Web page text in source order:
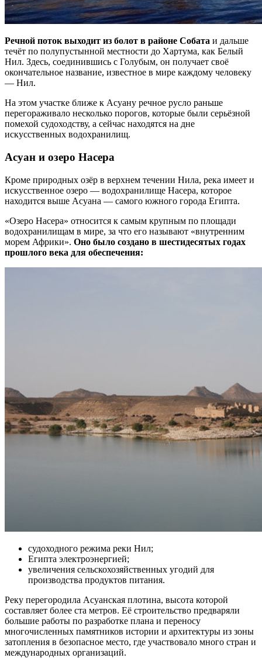
Речной поток выходит из болот в районе Собата и дальше
течёт по полупустынной местности до Хартума, как Белый
Нил. Здесь, соединившись с Голубым, он получает своё
окончательное название, известное в мире каждому человеку
— Нил.
На этом участке ближе к Асуану речное русло раньше
перегораживало несколько порогов, которые были серьёзной
помехой судоходству, а сейчас находятся на дне
искусственных водохранилищ.
Асуан и озеро Насера
Кроме природных озёр в верхнем течении Нила, река имеет и
искусственное озеро — водохранилище Насера, которое
находится выше Асуана — самого южного города Египта.
«Озеро Насера» относится к самым крупным по площади
водохранилищам в мире, за что его называют «внутренним
морем Африки». Оно было создано в шестидесятых годах
прошлого века для обеспечения:
судоходного режима реки Нил;
Египта электроэнергией;
увеличения сельскохозяйственных угодий для
производства продуктов питания.
Реку перегородила Асуанская плотина, высота которой
составляет более ста метров. Её строительство предваряли
большие работы по разработке плана и переносу
многочисленных памятников истории и архитектуры из зоны
затопления в безопасное место, где участвовало много стран и
международных организаций.